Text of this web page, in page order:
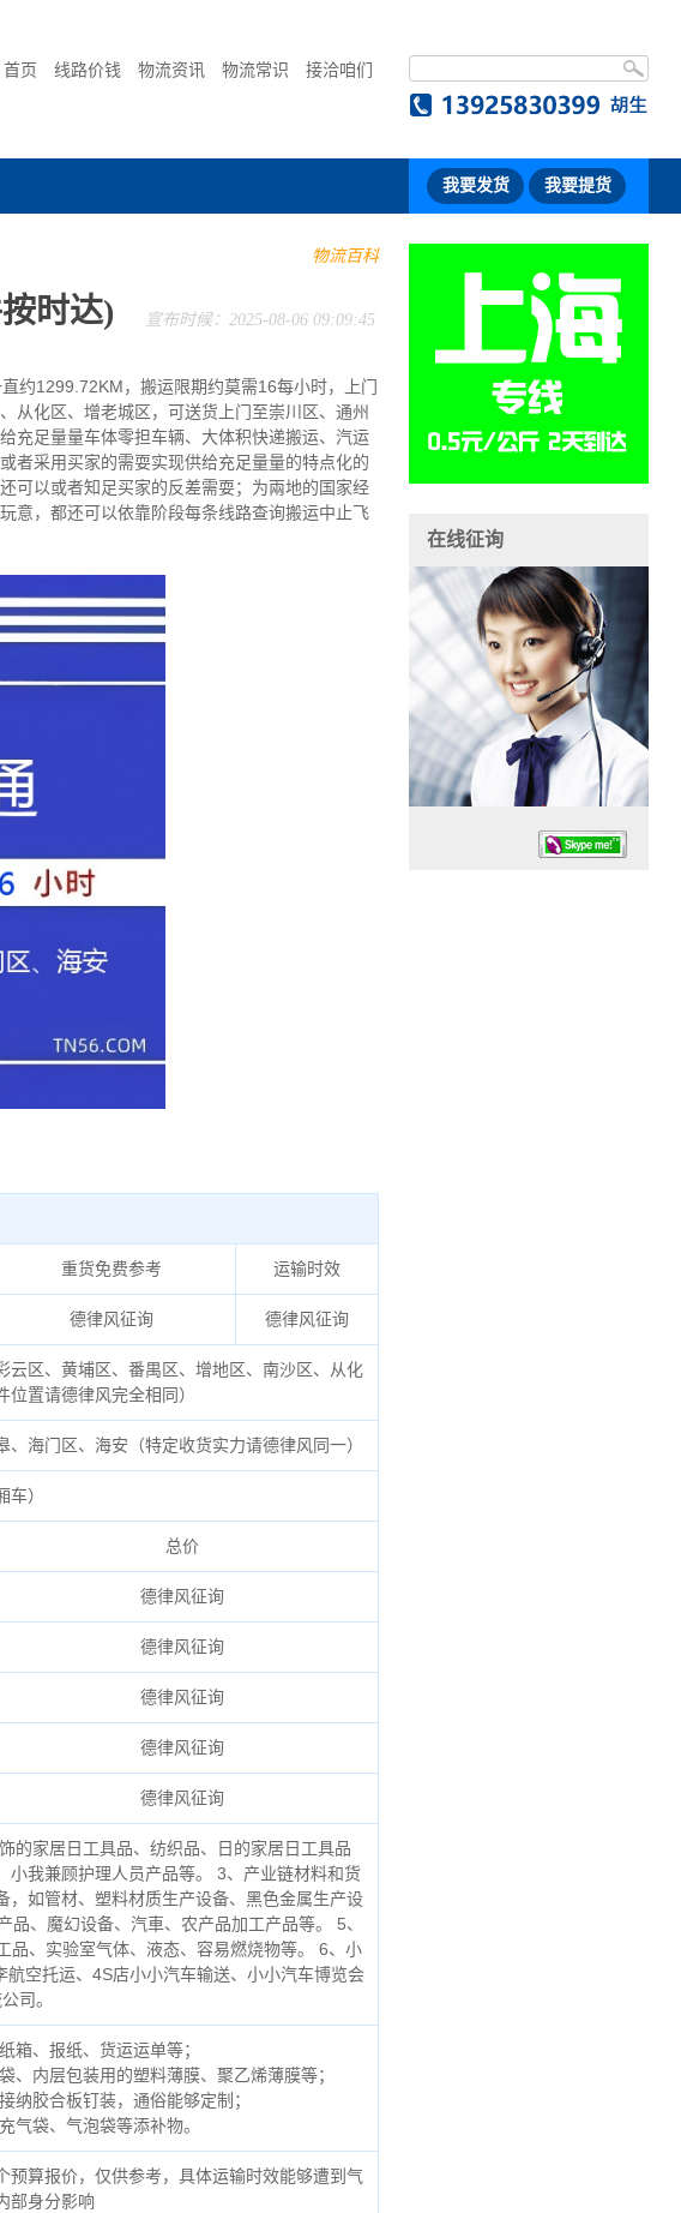
首页 线路价钱 物流资讯 物流常识 接洽咱们
我要发货 我要提货
物流百科
时达) 宣布时候：2025-08-06 09:09:45
约1299.72KM，搬运限期约莫需16每小时，上门
从化区、增老城区，可送货上门至崇川区、通州
充足量量车体零担车辆、大体积快递搬运、汽运
者采用买家的需耍实现供给充足量量的特点化的
可以或者知足买家的反差需耍；为兩地的国家经
意，都还可以依靠阶段每条线路查询搬运中止飞
重货免费参考 运输时效
德律风征询 德律风征询
区、黄埔区、番禺区、增地区、南沙区、从化
位置请德律风完全相同）
门区、海安（特定收货实力请德律风同一）
）
总价
德律风征询
德律风征询
德律风征询
德律风征询
德律风征询
的家居日工具品、纺织品、日的家居日工具品
我兼顾护理人员产品等。 3、产业链材料和货
如管材、塑料材质生产设备、黑色金属生产设
、魔幻设备、汽車、农产品加工产品等。 5、
品、实验室气体、液态、容易燃烧物等。 6、小
空托运、4S店小小汽车输送、小小汽车博览会
司。
箱、报纸、货运运单等；
、内层包装用的塑料薄膜、聚乙烯薄膜等；
纳胶合板钉装，通俗能够定制；
气袋、气泡袋等添补物。
算报价，仅供参考，具体运输时效能够遭到气
部身分影响
在线征询